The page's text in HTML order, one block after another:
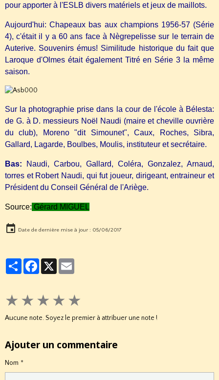
pour apporter à l'ESLB divers matériels et jeux de maillots.
Aujourd'hui: Chapeaux bas aux champions 1956-57 (Série
4), c'était il y a 60 ans face à Nègrepelisse sur le terrain de
Auterive. Souvenirs émus! Similitude historique du fait que
Laroque d'Olmes était également Titré en Série 3 la même
saison.
Sur la photographie prise dans la cour de l'école à Bélesta:
de G. à D. messieurs Noël Naudi (maire et cheville ouvrière
du club), Moreno "dit Simounet", Caux, Roches, Sibra,
Gallard, Lagarde, Boulbes, Moulis, instituteur et secrétaire.
Bas: Naudi, Carbou, Gallard, Coléra, Gonzalez, Arnaud,
torres et Robert Naudi, qui fut joueur, dirigeant, entraineur et
Président du Conseil Général de l'Ariège.
Source: Gérard MIGUEL
Date de dernière mise à jour : 05/06/2017
PartagerFacebook
X
★ ★ ★ ★ ★
Aucune note. Soyez le premier à attribuer une note !
Ajouter un commentaire
Nom